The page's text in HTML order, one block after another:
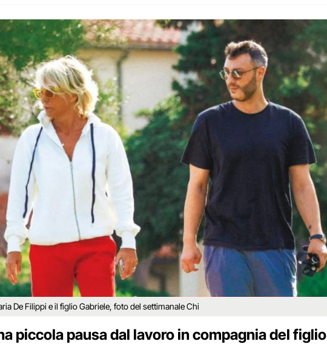
De Filippi e il figlio Gabriele, foto del settimanale Chi
piccola pausa dal lavoro in compagnia del figlio